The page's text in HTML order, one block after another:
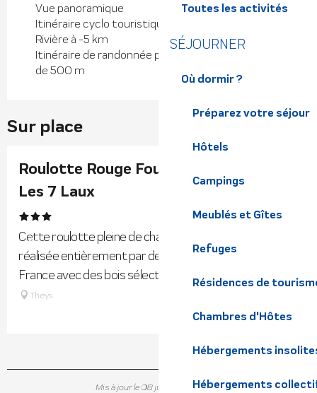
Toutes les activités
SÉJOURNER
Où dormir ?
Préparez votre séjour
Hôtels
Campings
Meublés et Gîtes
Refuges
Résidences de
Chambres d'Hôtes
Hébergements
Hébergements
Vue panoramique
Itinéraire cyclo touristique à moins d'1 km
Rivière à -5 km
Itinéraire de randonnée pédestre balisé à moins
de 500 m
Sur place
Roulotte Rouge Fougères - Camping
Les 7 Laux
Cette roulotte pleine de charme, tout cocooning a été
réalisée entièrement par des artisans du Nord de la
France avec des bois sélectionnés pour leur qualité.
Theys
Mis à jour le 08 juillet 2026 à 17:27